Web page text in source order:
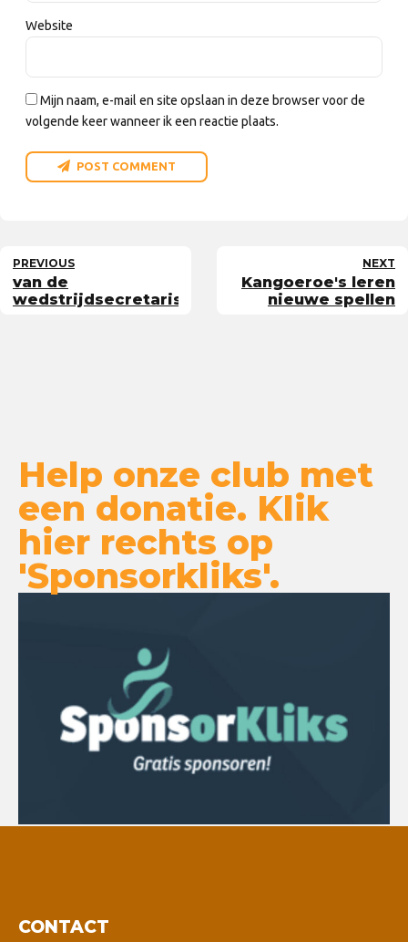
Website
Mijn naam, e-mail en site opslaan in deze browser voor de
volgende keer wanneer ik een reactie plaats.
POST COMMENT
PREVIOUS
van de
wedstrijdsecretaris
NEXT
Kangoeroe's leren
nieuwe spellen
Help onze club met
een donatie. Klik
hier rechts op
'Sponsorkliks'.
CONTACT